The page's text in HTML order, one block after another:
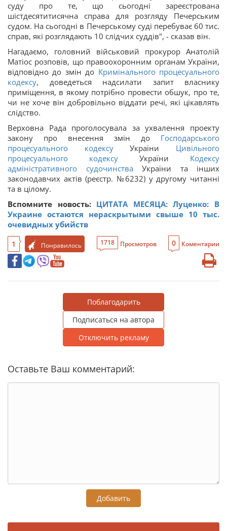
суду про те, що сьогодні зареєстрована
шістдесятитисячна справа для розгляду Печерським
судом. На сьогодні в Печерському суді перебуває 60 тис.
справ, які розглядають 10 слідчих суддів", - сказав він.
Нагадаємо, головний військовий прокурор Анатолій
Матіос розповів, що правоохоронним органам України,
відповідно до змін до Кримінального процесуального
кодексу, доведеться надсилати запит власнику
приміщення, в якому потрібно провести обшук, про те,
чи не хоче він добровільно віддати речі, які цікавлять
слідство.
Верховна Рада проголосувала за ухвалення проекту
закону про внесення змін до Господарського
процесуального кодексуУкраїни
Цивільного
процесуального кодексу України
Кодексу
адміністративного судочинства України та інших
законодавчих актів (реєстр. №6232) у другому читанні
та в цілому.
Вспомните новость: ЦИТАТА МЕСЯЦА: Луценко: В
Украине остаются нераскрытыми свыше 10 тыс.
очевидных убийств
1 Понравилось 1718 Просмотров 0 Коментарии
Поблагодарить
Подписаться на автора
Отключить рекламу
Оставьте Ваш комментарий:
Добавить